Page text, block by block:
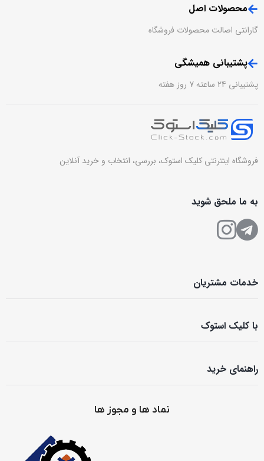
محصولات اصل
گارانتی اصالت محصولات فروشگاه
پشتیبانی همیشگی
پشتیبانی 24 ساعته 7 روز هفته
فروشگاه اینترنتی کلیک استوک، بررسی، انتخاب و خرید آنلاین
به ما ملحق شوید
خدمات مشتریان
با کلیک استوک
راهنمای خرید
نماد ها و مجوز ها